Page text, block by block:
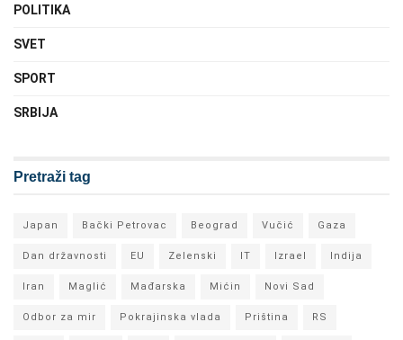
POLITIKA
SVET
SPORT
SRBIJA
Pretraži tag
Japan Bački Petrovac Beograd Vučić Gaza
Dan državnosti EU Zelenski IT Izrael Indija
Iran Maglić Mađarska Mićin Novi Sad
Odbor za mir Pokrajinska vlada Priština RS